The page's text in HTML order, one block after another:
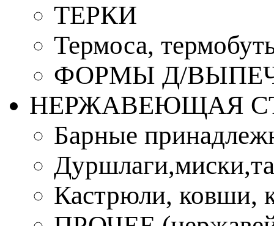
ТЕРКИ
Термоса,
ФОРМЫ Д/
НЕРЖАВЕЮЩАЯ
Барные
Кастрюли, ковши,